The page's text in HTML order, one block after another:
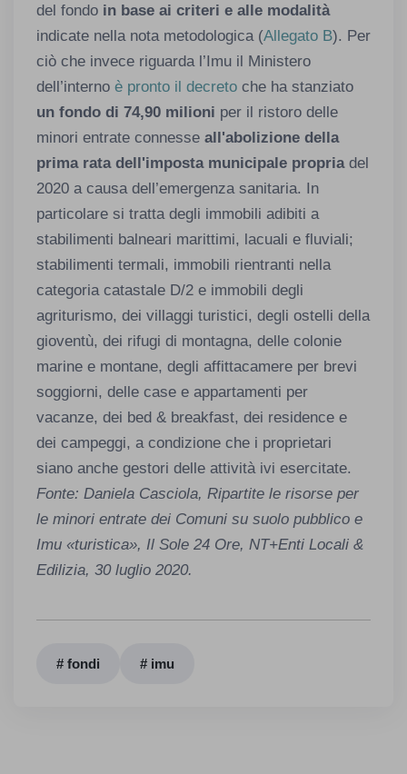
del fondo in base ai criteri e alle modalità
indicate nella nota metodologica (Allegato B). Per
ciò che invece riguarda l’Imu il Ministero
dell’interno è pronto il decreto che ha stanziato
un fondo di 74,90 milioni per il ristoro delle
minori entrate connesse all'abolizione della
prima rata dell'imposta municipale propriadel
2020 a causa dell’emergenza sanitaria. In
particolare si tratta degli immobili adibiti a
stabilimenti balneari marittimi, lacuali e fluviali;
stabilimenti termali, immobili rientranti nella
categoria catastale D/2 e immobili degli
agriturismo, dei villaggi turistici, degli ostelli della
gioventù, dei rifugi di montagna, delle colonie
marine e montane, degli affittacamere per brevi
soggiorni, delle case e appartamenti per
vacanze, dei bed & breakfast, dei residence e
dei campeggi, a condizione che i proprietari
siano anche gestori delle attività ivi esercitate.
Fonte: Daniela Casciola, Ripartite le risorse per
le minori entrate dei Comuni su suolo pubblico e
Imu «turistica», Il Sole 24 Ore, NT+Enti Locali &
Edilizia, 30 luglio 2020.
# fondi # imu